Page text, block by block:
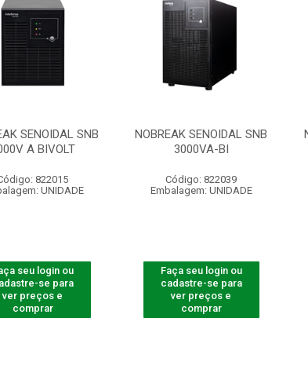
SENOIDAL SNB
A BIVOLT
822015
UNIDADE
seu login ou
se para
ver preços e
comprar
NOBREAK SENOIDAL SNB
3000VA-BI
Código: 822039
Embalagem: UNIDADE
Faça seu login ou
cadastre-se para
ver preços e
comprar